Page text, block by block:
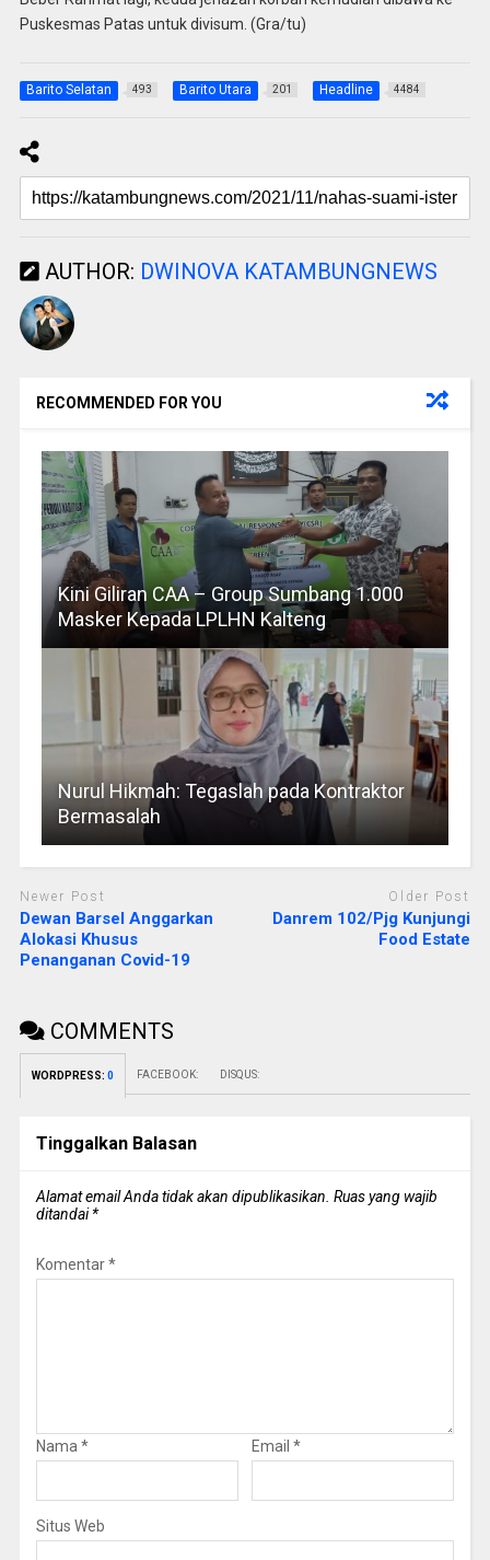
Puskesmas Patas untuk divisum. (Gra/tu)
Barito Selatan 493 Barito Utara 201 Headline 4484
AUTHOR: DWINOVA KATAMBUNGNEWS
RECOMMENDED FOR YOU
Kini Giliran CAA – Group Sumbang 1.000
Masker Kepada LPLHN Kalteng
Nurul Hikmah: Tegaslah pada Kontraktor
Bermasalah
Newer Post
Dewan Barsel Anggarkan
Alokasi Khusus
Penanganan Covid-19
Older Post
Danrem 102/Pjg Kunjungi
Food Estate
COMMENTS
WORDPRESS: 0 FACEBOOK: DISQUS:
Tinggalkan Balasan
Alamat email Anda tidak akan dipublikasikan. Ruas yang wajib
ditandai*
Komentar*
Nama * Email *
Situs Web